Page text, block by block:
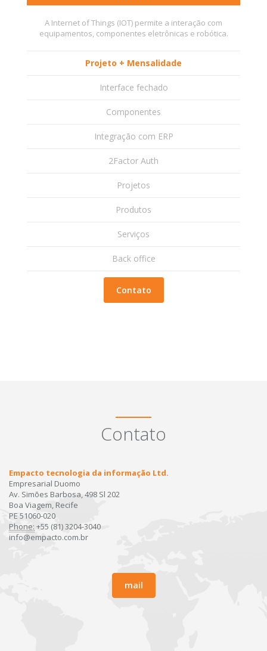
A Internet of Things (IOT) permite a interação com
equipamentos, componentes eletrônicas e robótica.
Projeto + Mensalidade
Interface fechado
Componentes
Integração com ERP
2Factor Auth
Projetos
Produtos
Serviços
Back office
Contato
Contato
Empacto tecnologia da informação Ltd.
Empresarial Duomo
Av. Simões Barbosa, 498 Sl 202
Boa Viagem, Recife
PE 51060-020
Phone: +55 (81) 3204-3040
info@empacto.com.br
mail